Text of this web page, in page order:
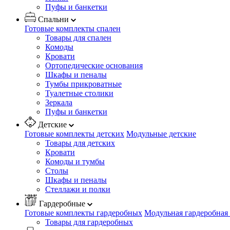
Пуфы и банкетки
Спальни
Готовые комплекты спален
Товары для спален
Комоды
Кровати
Ортопедические основания
Шкафы и пеналы
Тумбы прикроватные
Туалетные столики
Зеркала
Пуфы и банкетки
Детские
Готовые комплекты детских Модульные детские
Товары для детских
Кровати
Комоды и тумбы
Столы
Шкафы и пеналы
Стеллажи и полки
Гардеробные
Готовые комплекты гардеробных Модульная
Товары для гардеробных